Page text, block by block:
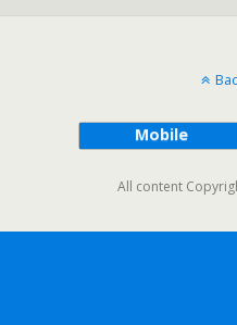
Mobile
All content